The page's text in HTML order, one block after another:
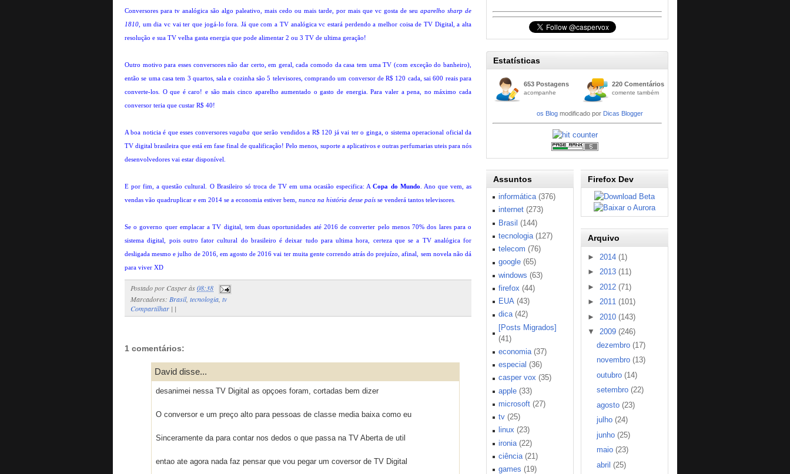
Conversores para tv analógica são algo paleativo, mais cedo ou mais tarde, por mais que vc gosta de seu aparelho sharp de
1810 , um dia vc vai ter que jogá-lo fora. Já que com a TV analógica vc estará perdendo a melhor coisa de TV Digital, a alta
resolução e sua TV velha gasta energia que pode alimentar 2 ou 3 TV de ultima geração!
Outro motivo para esses conversores não dar certo, em geral, cada comodo da casa tem uma TV (com exceção do banheiro),
então se uma casa tem 3 quartos, sala e cozinha são 5 televisores, comprando um conversor de R$ 120 cada, sai 600 reais para
converte-los. O que é caro! e são mais cinco aparelho aumentado o gasto de energia. Para valer a pena, no máximo cada
conversor teria que custar R$ 40!
A boa noticia é que esses conversoresvagaba que serão vendidos a R$ 120 já vai ter o ginga, o sistema operacional oficial da
TV digital brasileira que está em fase final de qualificação! Pelo menos, suporte a aplicativos e outras perfumarias uteis para nós
desenvolvedores vai estar disponível.
E por fim, a questão cultural. O Brasileiro só troca de TV em uma ocasião especifica: ACopa do Mundo . Ano que vem, as
vendas vão quadruplicar e em 2014 se a economia estiver bem, nunca na história desse país se venderá tantos televisores.
Se o governo quer emplacar a TV digital, tem duas oportunidades até 2016 de converter pelo menos 70% dos lares para o
sistema digital, pois outro fator cultural do brasileiro é deixar tudo para ultima hora, certeza que se a TV analógica for
desligada mesmo e julho de 2016, em agosto de 2016 vai ter muita gente correndo atrás do prejuízo, afinal, sem novela não dá
para viver XD
Postado por Casperàs08:38
Marcadores: Brasil, tecnologia tv
Compartilhar | |
1 comentários:
David disse...
desanimei nessa TV Digital as opçoes foram, cortadas bem dizer
O conversor e um preço alto para pessoas de classe media baixa como eu
Sinceramente da para contar nos dedos o que passa na TV Aberta de util
entao ate agora nada faz pensar que vou pegar um coversor de TV Digital
Estatísticas
653 Postagens
acompanhe
220 Comentários
comente também
os Blogmodificado por Dicas Blogger
Assuntos
informática (376)
internet (273)
Brasil (144)
tecnologia (127)
telecom (76)
google (65)
windows (63)
firefox (44)
EUA (43)
dica (42)
[Posts Migrados]
(41)
economia (37)
especial (36)
casper vox (35)
apple (33)
microsoft (27)
tv (25)
linux (23)
ironia (22)
ciência (21)
games (19)
Firefox Dev
Arquivo
► 2014(1)
►2013(11)
► 2012(71)
►2011(101)
► 2010(143)
▼
2009(246)
dezembro (17)
novembro (13)
outubro (14)
setembro (22)
agosto (23)
julho (24)
junho (25)
maio (23)
abril (25)